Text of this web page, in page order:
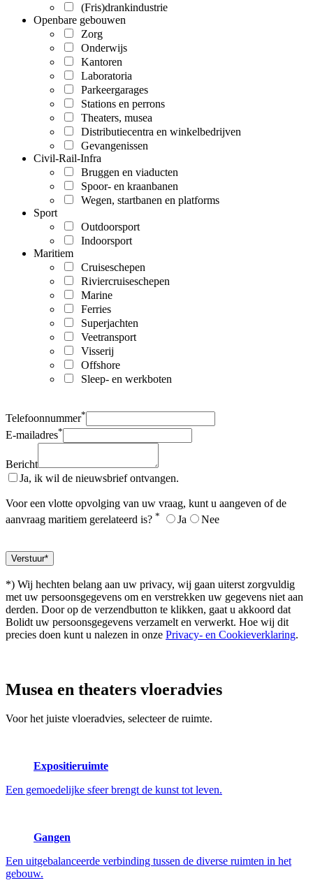
(Fris)drankindustrie
Openbare gebouwen
Zorg
Onderwijs
Kantoren
Laboratoria
Parkeergarages
Stations en perrons
Theaters, musea
Distributiecentra en winkelbedrijven
Gevangenissen
Civil-Rail-Infra
Bruggen en viaducten
Spoor- en kraanbanen
Wegen, startbanen en platforms
Sport
Outdoorsport
Indoorsport
Maritiem
Cruiseschepen
Riviercruiseschepen
Marine
Ferries
Superjachten
Veetransport
Visserij
Offshore
Sleep- en werkboten
Telefoonnummer*
E-mailadres*
Bericht
Ja, ik wil de nieuwsbrief ontvangen.
Voor een vlotte opvolging van uw vraag, kunt u aangeven of de
aanvraag maritiem gerelateerd is? * Ja Nee
*) Wij hechten belang aan uw privacy, wij gaan uiterst zorgvuldig
met uw persoonsgegevens om en verstrekken uw gegevens niet aan
derden. Door op de verzendbutton te klikken, gaat u akkoord dat
Bolidt uw persoonsgegevens verzamelt en verwerkt. Hoe wij dit
precies doen kunt u nalezen in onze Privacy- en Cookieverklaring.
Musea en theaters vloeradvies
Voor het juiste vloeradvies, selecteer de ruimte.
Expositieruimte
Een gemoedelijke sfeer brengt de kunst tot leven.
Gangen
Een uitgebalanceerde verbinding tussen de diverse ruimten in het
gebouw.